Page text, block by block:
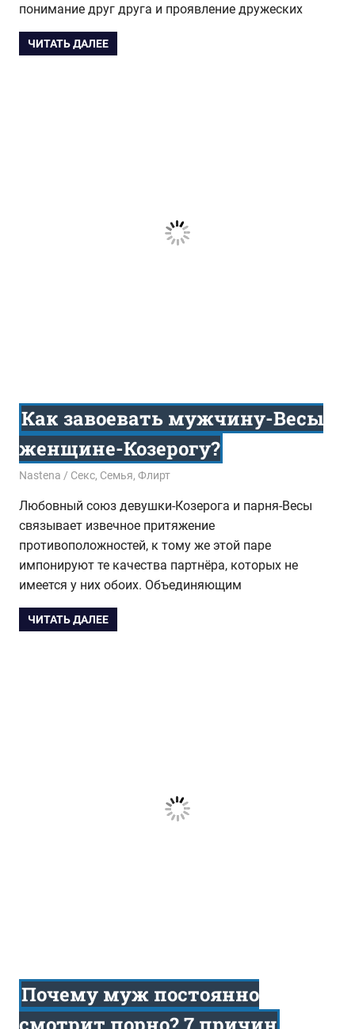
понимание друг друга и проявление дружеских
ЧИТАТЬ ДАЛЕЕ
Как завоевать мужчину-Весы
женщине-Козерогу?
02.08.2016
Nastena Секс, Семья, Флирт
Любовный союз девушки-Козерога и парня-Весы
связывает извечное притяжение
противоположностей, к тому же этой паре
импонируют те качества партнёра, которых не
имеется у них обоих. Объединяющим
ЧИТАТЬ ДАЛЕЕ
Почему муж постоянно